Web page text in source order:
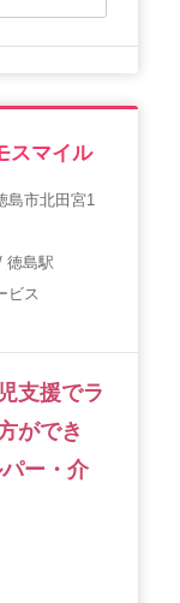
スマイル
島市北田宮1
徳島駅
ビス
支援でラ
ができ
ー・介